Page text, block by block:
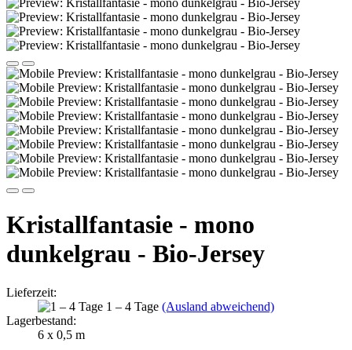
Kristallfantasie - mono
dunkelgrau - Bio-Jersey
Lieferzeit:
1 – 4 Tage (Ausland abweichend)
Lagerbestand:
6 x 0,5 m